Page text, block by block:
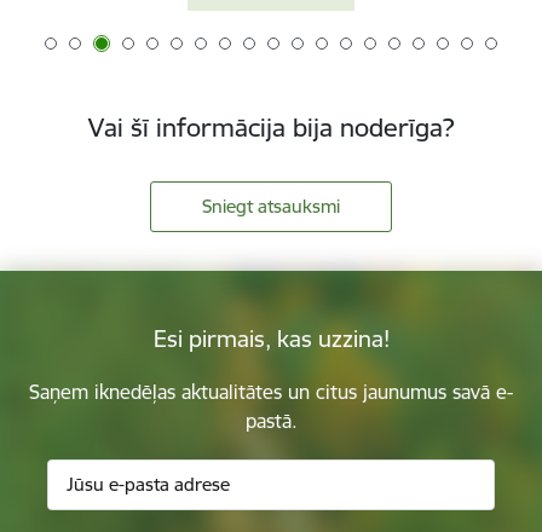
Vai šī informācija bija noderīga?
Sniegt atsauksmi
Esi pirmais, kas uzzina!
Saņem iknedēļas aktualitātes un citus jaunumus savā e-
pastā.